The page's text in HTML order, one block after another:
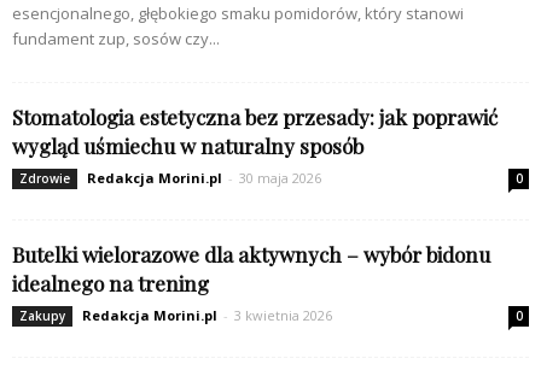
esencjonalnego, głębokiego smaku pomidorów, który stanowi
fundament zup, sosów czy...
Stomatologia estetyczna bez przesady: jak poprawić
wygląd uśmiechu w naturalny sposób
Zdrowie Redakcja Morini.pl - 30 maja 2026 0
Butelki wielorazowe dla aktywnych – wybór bidonu
idealnego na trening
Zakupy Redakcja Morini.pl - 3 kwietnia 2026 0